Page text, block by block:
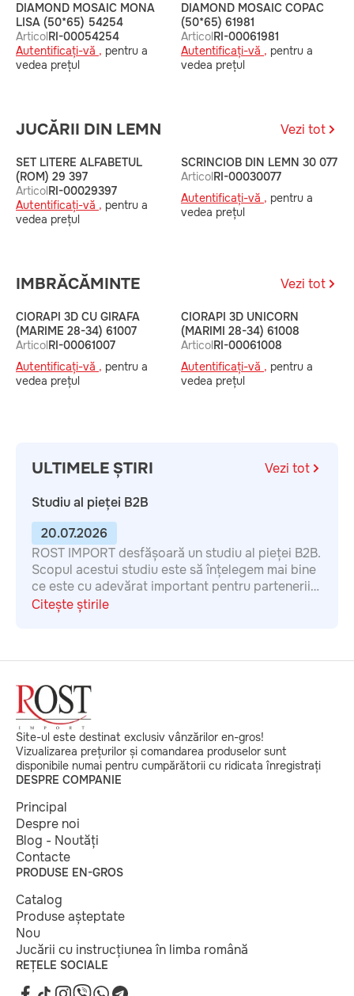
DIAMOND MOSAIC MONA
LISA (50*65) 54254
ArticolRI-00054254
Autentificați-vă , pentru a
vedea prețul
DIAMOND MOSAIC COPAC
(50*65) 61981
ArticolRI-00061981
Autentificați-vă , pentru a
vedea prețul
JUCĂRII DIN LEMN Vezi tot
SET LITERE ALFABETUL
(ROM) 29 397
ArticolRI-00029397
Autentificați-vă , pentru a
vedea prețul
SCRINCIOB DIN LEMN 30 077
ArticolRI-00030077
Autentificați-vă , pentru a
vedea prețul
IMBRĂCĂMINTE Vezi tot
CIORAPI 3D CU GIRAFA
(MARIME 28-34) 61007
ArticolRI-00061007
Autentificați-vă , pentru a
vedea prețul
CIORAPI 3D UNICORN
(MARIMI 28-34) 61008
ArticolRI-00061008
Autentificați-vă , pentru a
vedea prețul
ULTIMELE ȘTIRI Vezi tot
Studiu al pieței B2B
20.07.2026
ROST IMPORT desfășoară un studiu al pieței B2B.
Scopul acestui studiu este să înțelegem mai bine
ce este cu adevărat important pentru partenerii
noștri atunci când aleg un furnizor, astfel încât să
Citește știrile
Site-ul este destinat exclusiv vânzărilor en-gros!
Vizualizarea prețurilor și comandarea produselor sunt
disponibile numai pentru cumpărătorii cu ridicata înregistrați
DESPRE COMPANIE
Principal
Despre noi
Blog - Noutăți
Contacte
PRODUSE EN-GROS
Catalog
Produse așteptate
Nou
Jucării cu instrucțiunea în limba română
REȚELE SOCIALE